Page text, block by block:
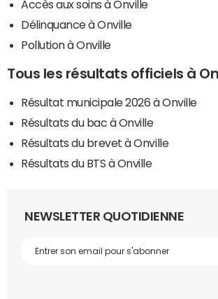
Accès aux soins à Onville
Délinquance à Onville
Pollution à Onville
Tous les résultats officiels à
Résultat municipale 2026 à Onville
Résultats du bac à Onville
Résultats du brevet à Onville
Résultats du BTS à Onville
NEWSLETTER QUOTIDIENNE